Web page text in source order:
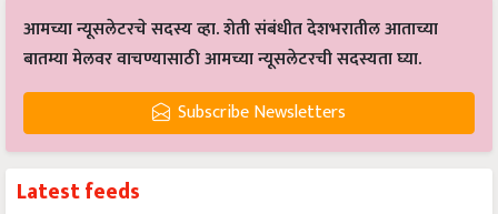
आमच्या न्यूसलेटरचे सदस्य व्हा. शेती संबंधीत देशभरातील आताच्या
बातम्या मेलवर वाचण्यासाठी आमच्या न्यूसलेटरची सदस्यता घ्या.
Subscribe Newsletters
Latest feeds